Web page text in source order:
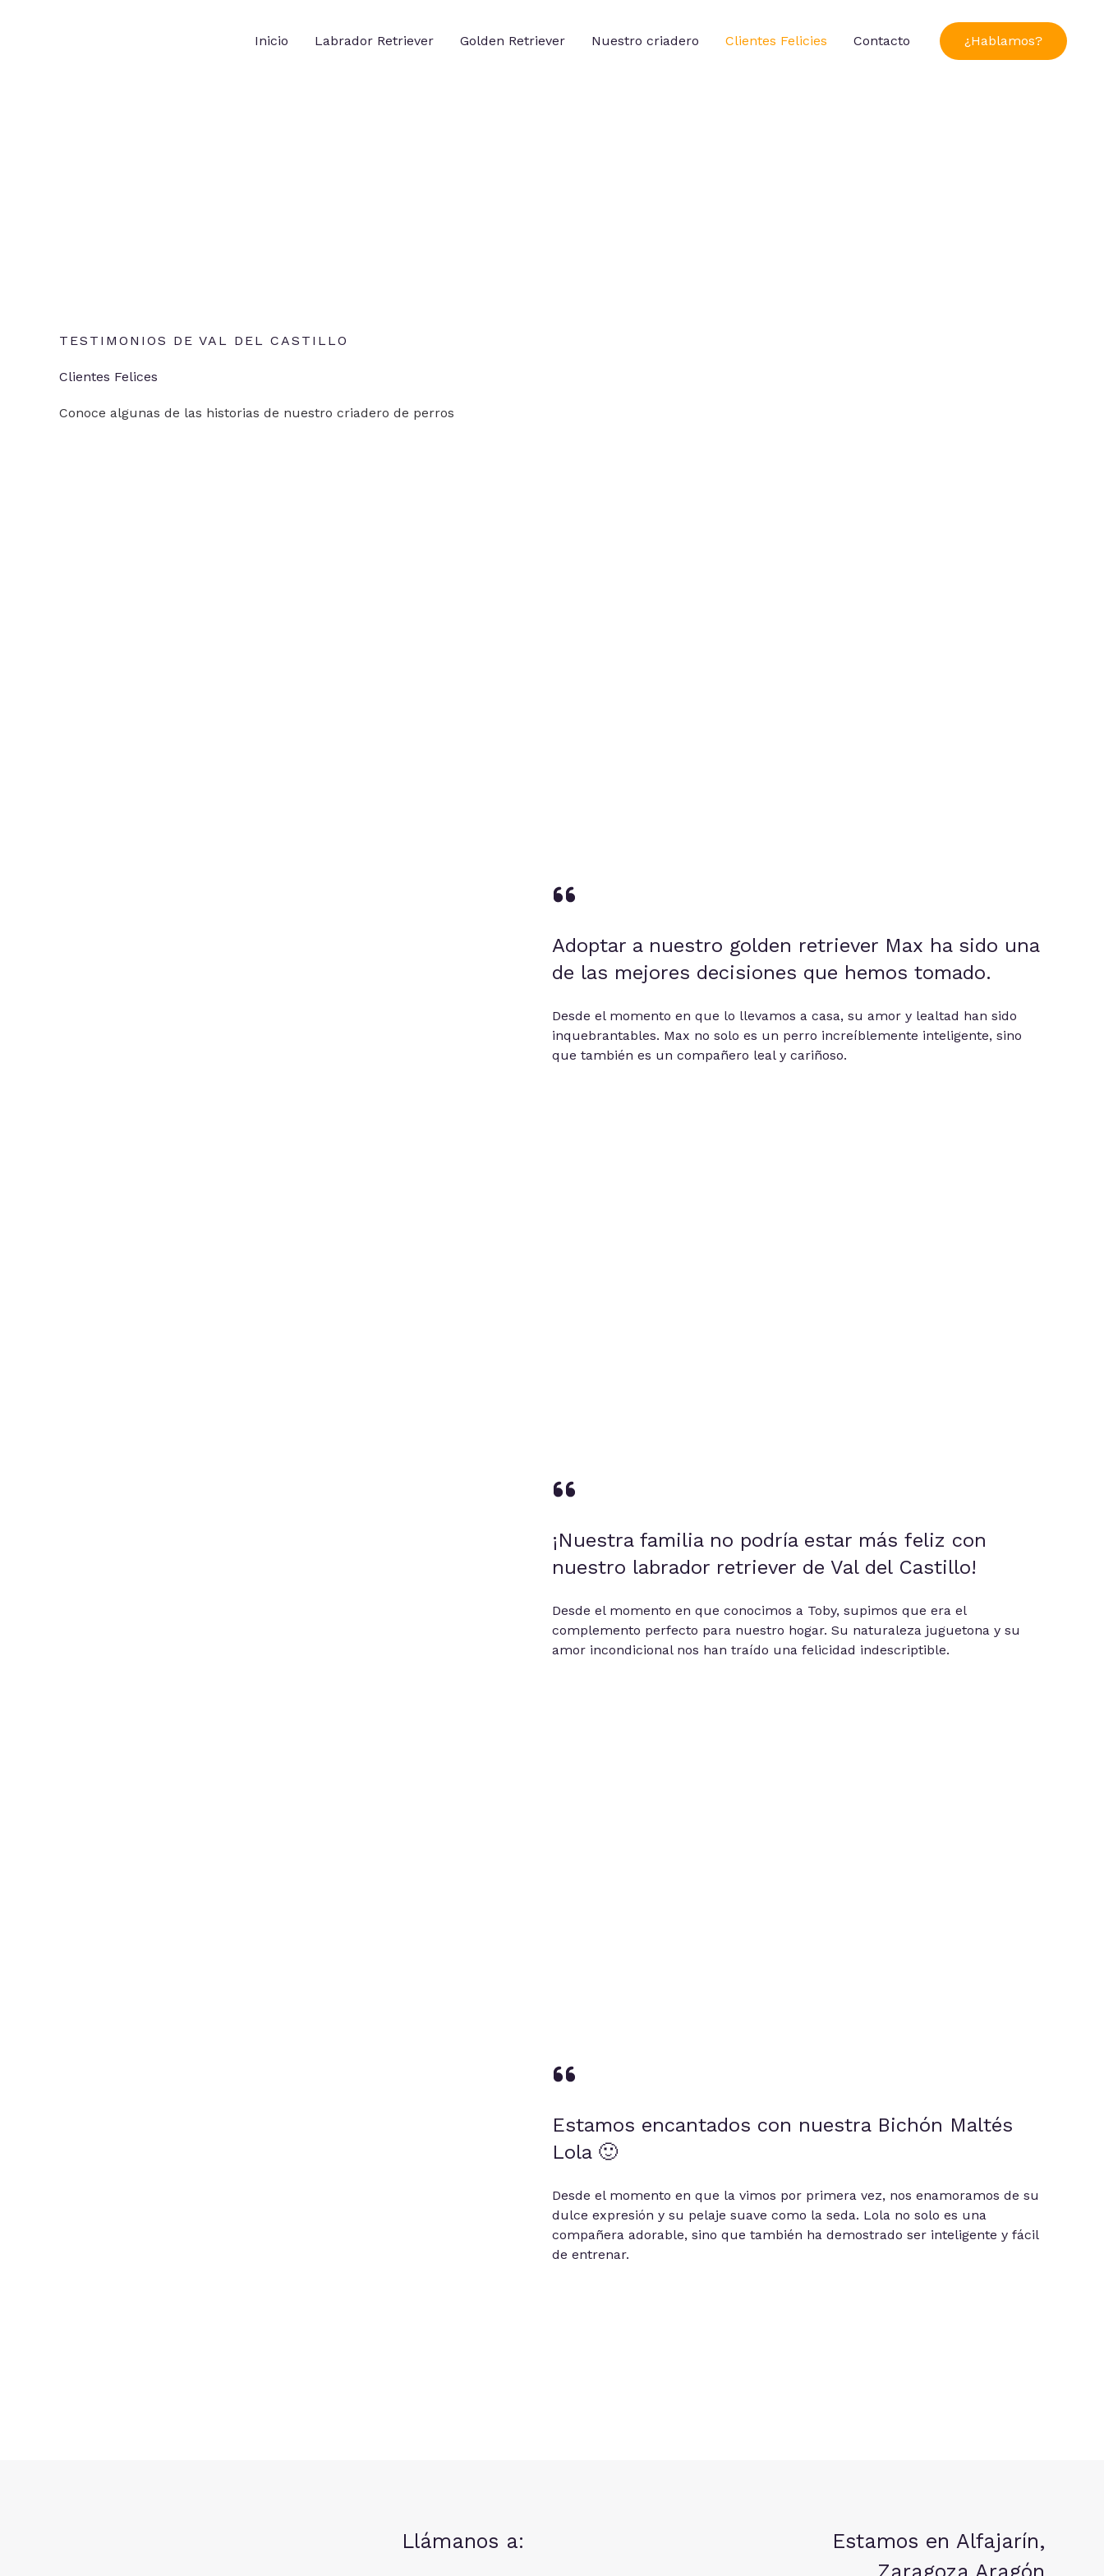
Inicio Labrador Retriever Golden Retriever Nuestro criadero Clientes Felicies Contacto ¿Hablamos?
TESTIMONIOS DE VAL DEL CASTILLO
Clientes Felices
Conoce algunas de las historias de nuestro criadero de perros
Adoptar a nuestro golden retriever Max ha sido una
de las mejores decisiones que hemos tomado.
Desde el momento en que lo llevamos a casa, su amor y lealtad han sido
inquebrantables. Max no solo es un perro increíblemente inteligente, sino
que también es un compañero leal y cariñoso.
¡Nuestra familia no podría estar más feliz con
nuestro labrador retriever de Val del Castillo!
Desde el momento en que conocimos a Toby, supimos que era el
complemento perfecto para nuestro hogar. Su naturaleza juguetona y su
amor incondicional nos han traído una felicidad indescriptible.
Estamos encantados con nuestra Bichón Maltés
Lola 🙂
Desde el momento en que la vimos por primera vez, nos enamoramos de su
dulce expresión y su pelaje suave como la seda. Lola no solo es una
compañera adorable, sino que también ha demostrado ser inteligente y fácil
de entrenar.
Llámanos a:
Estamos en Alfajarín,